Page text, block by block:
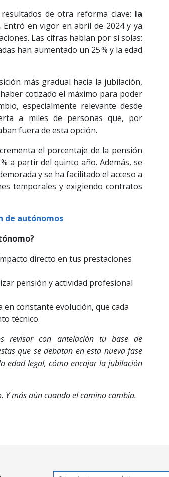
de otra reforma clave: la
Entró en vigor en abril de 2024 y ya
Las cifras hablan por sí solas:
han aumentado un 25 % y la edad
más gradual hacia la jubilación,
cotizado el máximo para poder
especialmente relevante desde
a miles de personas que, por
fuera de esta opción.
el porcentaje de la pensión
a partir del quinto año. Además, se
y se ha facilitado el acceso a
temporales y exigiendo contratos
de autónomos
directo en tus prestaciones
pensión y actividad profesional
constante evolución, que cada
técnico.
revisar con antelación tu base de
que se debatan en esta nueva fase
edad legal, cómo encajar la jubilación
Y más aún cuando el camino cambia.